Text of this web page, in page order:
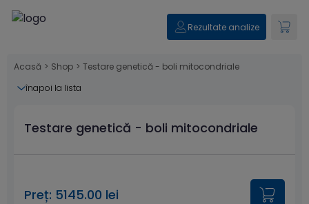
Rezultate analize
Acasă > Shop > Testare genetică - boli mitocondriale
înapoi la lista
Testare genetică - boli mitocondriale
Preț: 5145.00 lei